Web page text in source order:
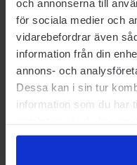
och annonserna till
för sociala medier och
vidarebefordrar även
information från din
annons- och
Dessa kan i sin tur
information som du har
AUKTORISERAD